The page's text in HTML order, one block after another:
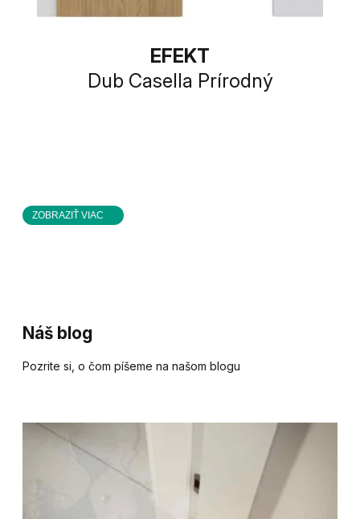
EFEKT
Dub Casella Prírodný
ZOBRAZIŤ VIAC
Náš blog
Pozrite si, o čom píšeme na našom blogu